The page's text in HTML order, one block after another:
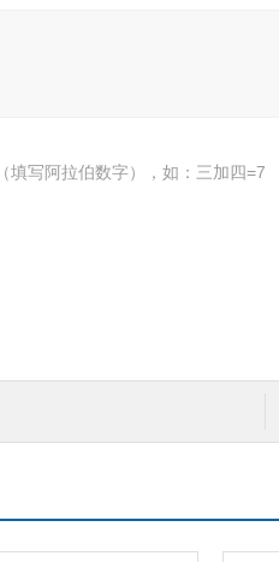
填写阿拉伯数字），如：三加四=7